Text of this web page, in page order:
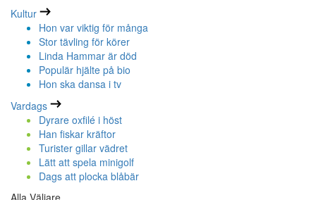
Kultur
Hon var viktig för många
Stor tävling för körer
Linda Hammar är död
Populär hjälte på bio
Hon ska dansa i tv
Vardags
Dyrare oxfilé i höst
Han fiskar kräftor
Turister gillar vädret
Lätt att spela minigolf
Dags att plocka blåbär